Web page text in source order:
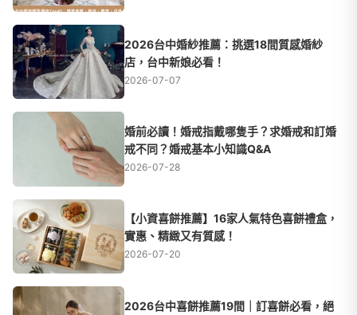
2026台中婚紗推薦：挑選18間質感婚紗
店，台中新娘必看！
2026-07-07
婚前必讀！婚戒指戴哪隻手？求婚戒和訂婚
戒不同？婚戒基本小知識Q&A
2026-07-28
【小資喜餅推薦】16家人氣特色喜餅禮盒，
實惠、精緻又有質感！
2026-07-20
2026台中喜餅推薦19間｜訂喜餅必看，絕